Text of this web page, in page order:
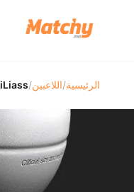
الرئيسية/اللاعبين/
iLiass